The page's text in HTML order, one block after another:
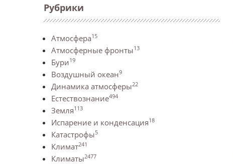
Рубрики
Атмосфера15
Атмосферные фронты13
Бури19
Воздушный океан9
Динамика атмосферы22
Естествознание494
Земля113
Испарение и конденсация18
Катастрофы5
Климат241
Климаты2477